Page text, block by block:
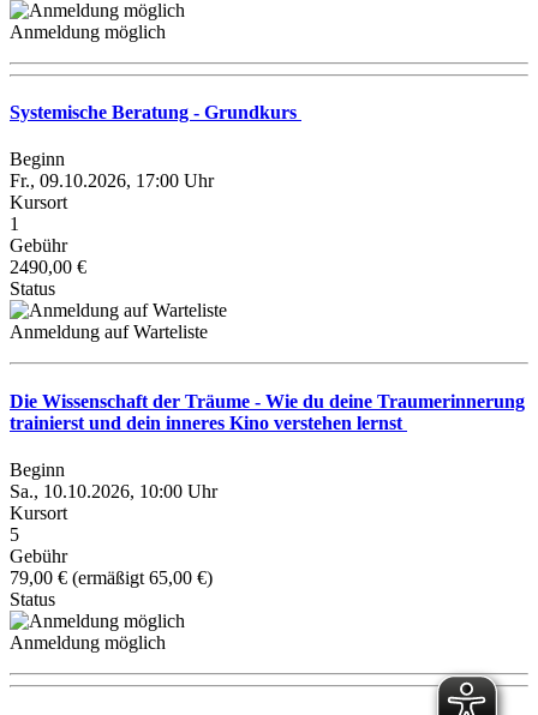
Anmeldung möglich
Systemische Beratung - Grundkurs
Beginn
Fr., 09.10.2026, 17:00 Uhr
Kursort
1
Gebühr
2490,00 €
Status
Anmeldung auf Warteliste
Die Wissenschaft der Träume - Wie du deine Traumerinnerung
trainierst und dein inneres Kino verstehen lernst
Beginn
Sa., 10.10.2026, 10:00 Uhr
Kursort
5
Gebühr
79,00 € (ermäßigt 65,00 €)
Status
Anmeldung möglich